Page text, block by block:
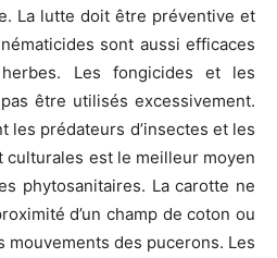
La lutte doit être préventive et
sont aussi efficaces
Les fongicides et les
être utilisés excessivement.
les prédateurs d’insectes et les
culturales est le meilleur moyen
phytosanitaires. La carotte ne
d’un champ de coton ou
mouvements des pucerons. Les